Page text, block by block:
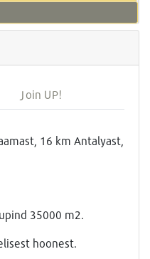
Join UP!
16 km Antalyast,
35000 m2.
hoonest.